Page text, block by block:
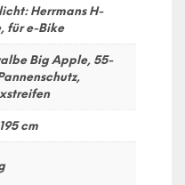
Herrmans H-
für e-Bike
Big Apple, 55-
cm